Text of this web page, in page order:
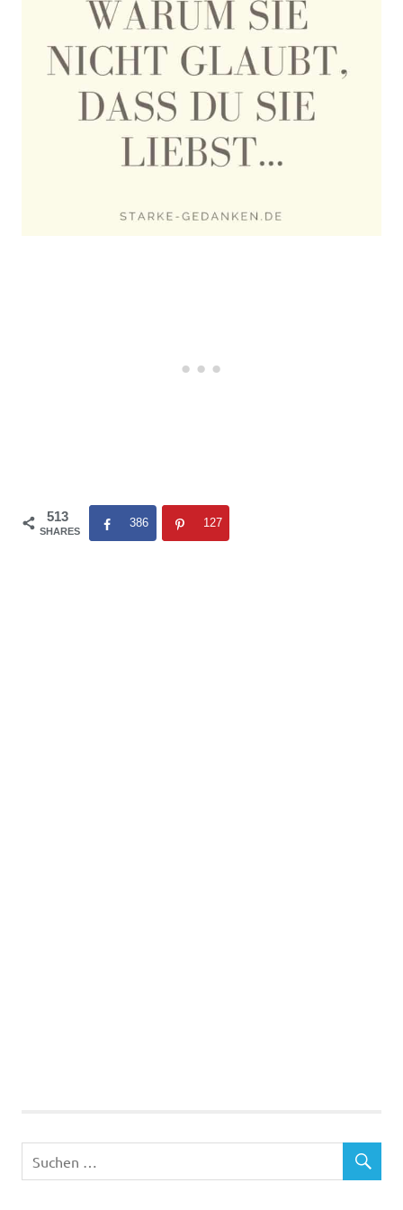
513
SHARES
386 127